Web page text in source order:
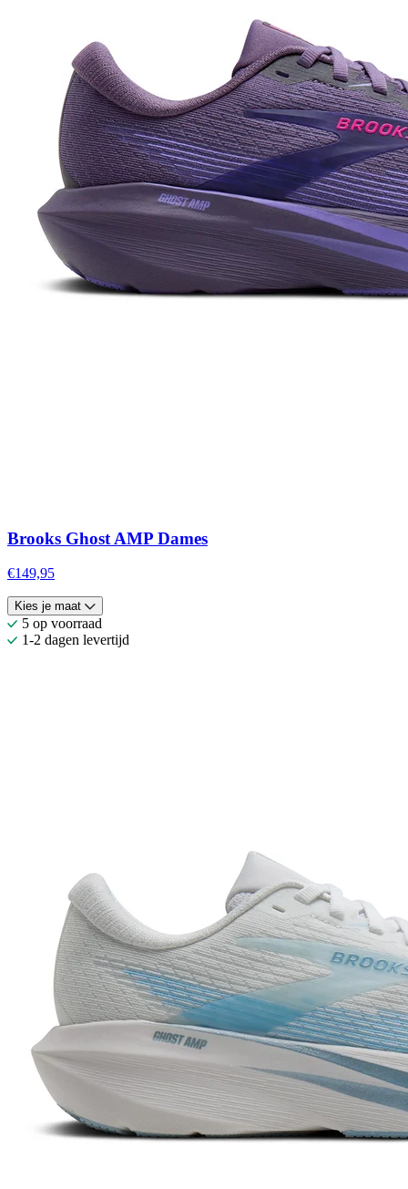
Brooks Ghost AMP Dames
€149,95
Kies je maat
5 op voorraad
1-2 dagen levertijd